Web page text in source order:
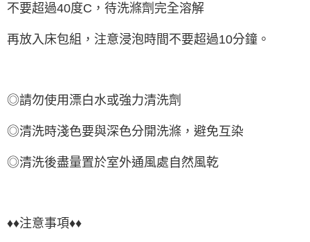
不要超過40度C，待洗滌劑完全溶解
再放入床包組，注意浸泡時間不要超過10分鐘。
◎請勿使用漂白水或強力清洗劑
◎清洗時淺色要與深色分開洗滌，避免互染
◎清洗後盡量置於室外通風處自然風乾
♦♦注意事項♦♦